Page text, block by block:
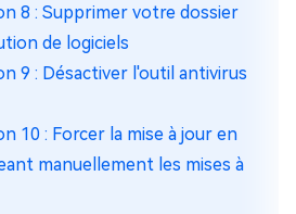
8 : Supprimer votre dossier
de logiciels
9 : Désactiver l'outil antivirus
10 : Forcer la mise à jour en
manuellement les mises à